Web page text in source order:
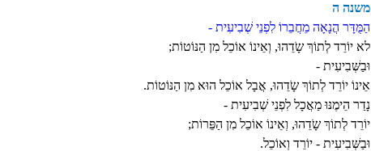
משנה ה
הַמֻּדָּר הֲנָאָה מֵחֲבֵרוֹ לִפְנֵי שְׁבִיעִית -
לא יוֹרֵד לְתוֹךְ שָֹדֵהוּ, וְאֵינוֹ אוֹכֵל מִן הַנּוֹטוֹת;
וּבַשְּׁבִיעִית -
אֵינוֹ יוֹרֵד לְתוֹךְ שָֹדֵהוּ, אֲבָל אוֹכֵל הוּא מִן הַנּוֹטוֹת.
נָדַר הֵימֶנּוּ מַאֲכָל לִפְנֵי שְׁבִיעִית -
יוֹרֵד לְתוֹךְ שָֹדֵהוּ, וְאֵינוֹ אוֹכֵל מִן הַפֵּרוֹת;
וּבַשְּׁבִיעִית - יוֹרֵד וְאוֹכֵל.